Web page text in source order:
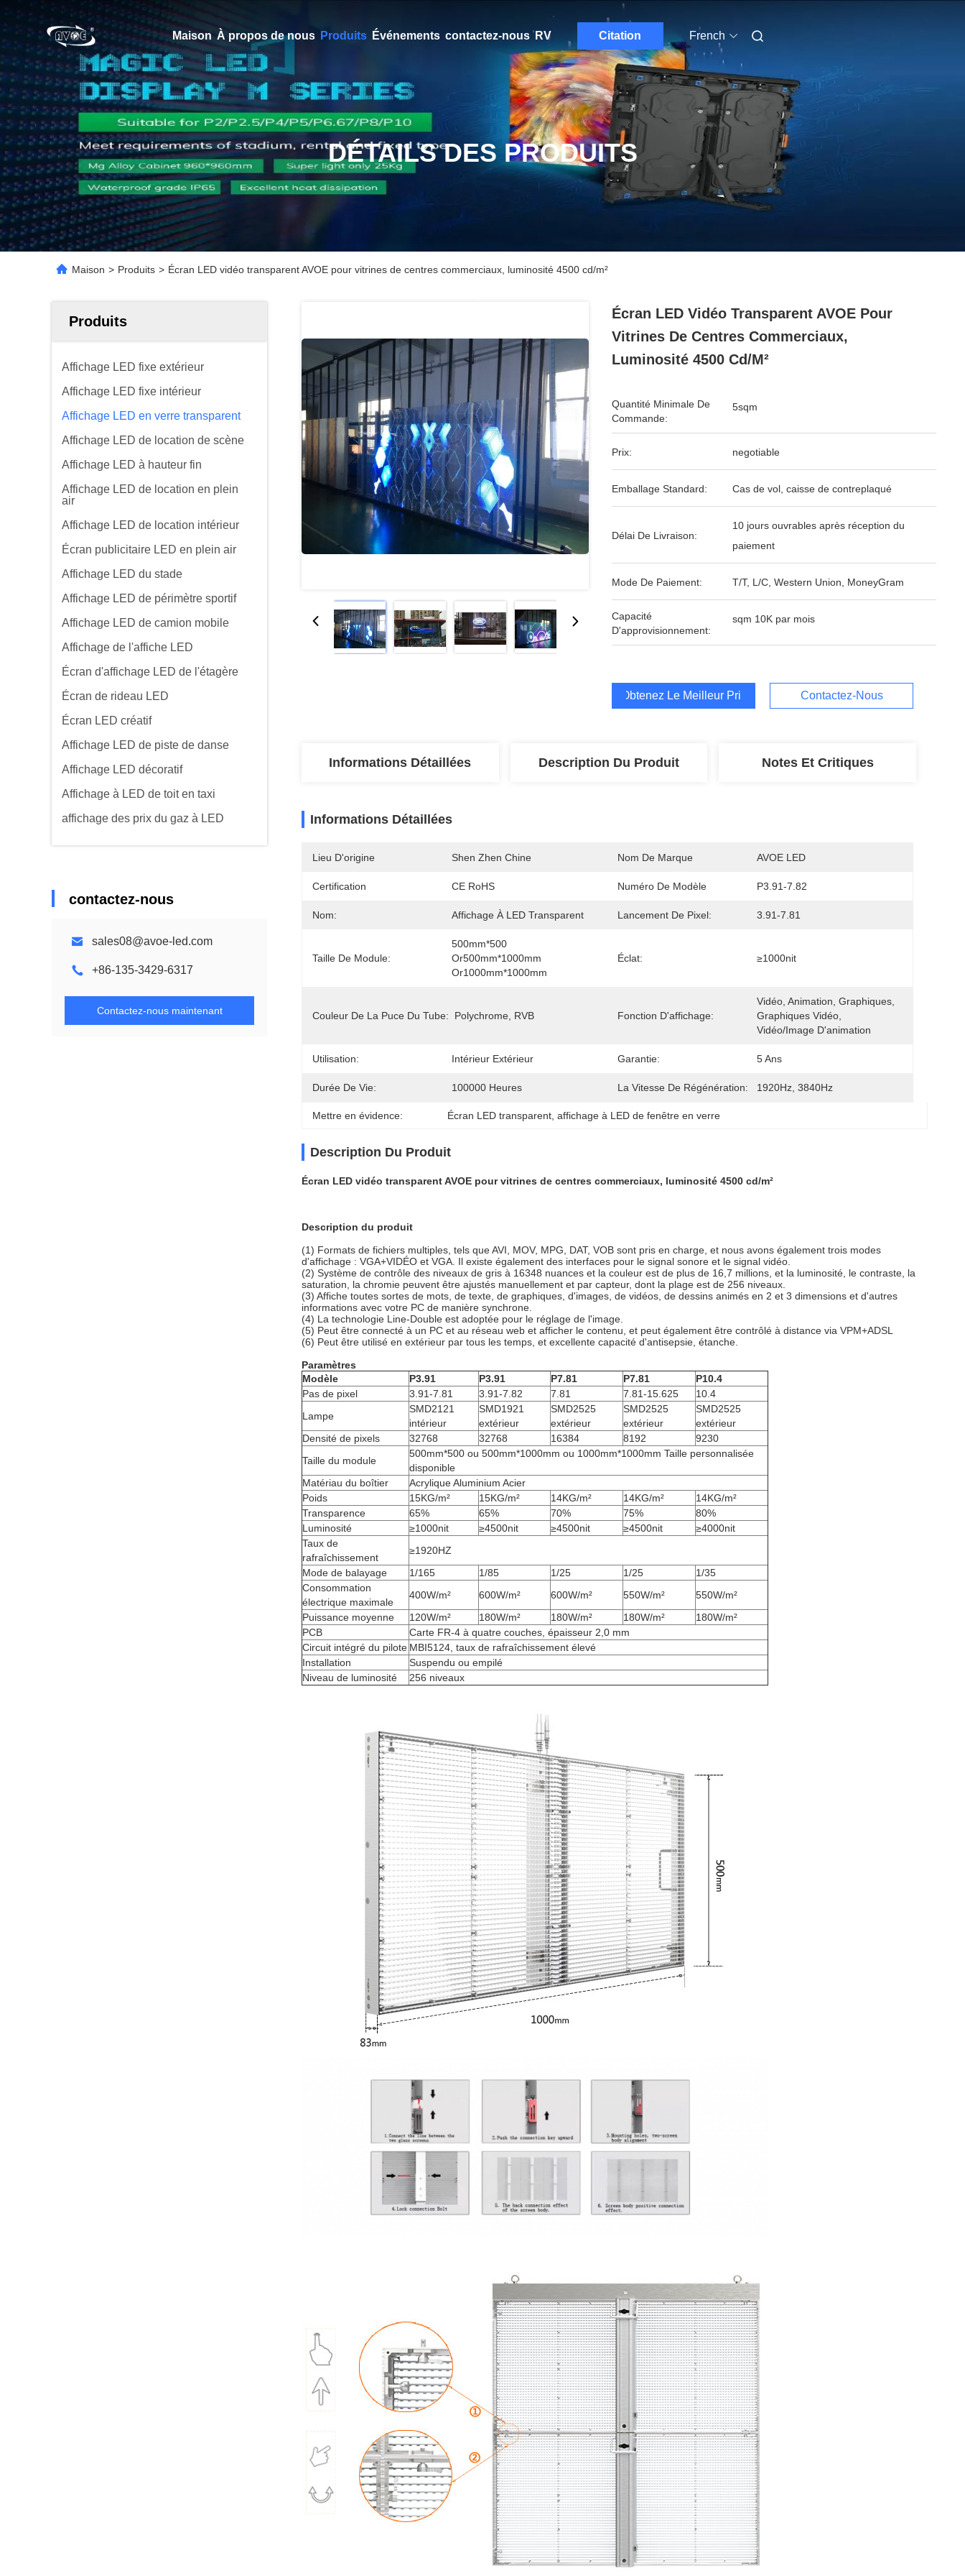
Maison À propos de nous Produits Événements contactez-nous RV Citation French
DÉTAILS DES PRODUITS
Maison > Produits > Écran LED vidéo transparent AVOE pour vitrines de centres commerciaux, luminosité 4500 cd/m²
Produits
Affichage LED fixe extérieur
Affichage LED fixe intérieur
Affichage LED en verre transparent
Affichage LED de location de scène
Affichage LED à hauteur fin
Affichage LED de location en plein
air
Affichage LED de location intérieur
Écran publicitaire LED en plein air
Affichage LED du stade
Affichage LED de périmètre sportif
Affichage LED de camion mobile
Affichage de l'affiche LED
Écran d'affichage LED de l'étagère
Écran de rideau LED
Écran LED créatif
Affichage LED de piste de danse
Affichage LED décoratif
Affichage à LED de toit en taxi
affichage des prix du gaz à LED
contactez-nous
sales08@avoe-led.com
+86-135-3429-6317
Contactez-nous maintenant
Écran LED Vidéo Transparent AVOE Pour
Vitrines De Centres Commerciaux,
Luminosité 4500 Cd/m²
Quantité Minimale De
Commande:
5sqm
Prix: negotiable
Emballage Standard: Cas de vol, caisse de contreplaqué
Délai De Livraison:
10 jours ouvrables après réception du
paiement
Mode De Paiement: T/T, L/C, Western Union, MoneyGram
Capacité
D'approvisionnement:
sqm 10K par mois
Obtenez Le Meilleur Prix Contactez-Nous
Informations Détaillées Description Du Produit Notes Et Critiques
Informations Détaillées
Lieu D'origine Shen Zhen Chine Nom De Marque AVOE LED
Certification CE RoHS Numéro De Modèle P3.91-7.82
Nom: Affichage À LED Transparent Lancement De Pixel: 3.91-7.81
Taille De Module:
500mm*500
Or500mm*1000mm
Or1000mm*1000mm
Éclat: ≥1000nit
Couleur De La Puce Du Tube: Polychrome, RVB Fonction D'affichage:
Vidéo, Animation, Graphiques,
Graphiques Vidéo,
Vidéo/image D'animation
Utilisation: Intérieur Extérieur Garantie: 5 Ans
Durée De Vie: 100000 Heures La Vitesse De Régénération: 1920Hz, 3840Hz
Mettre en évidence: Écran LED transparent , affichage à LED de fenêtre en verre
Description Du Produit
Écran LED vidéo transparent AVOE pour vitrines de centres commerciaux, luminosité 4500 cd/m²
Description du produit
(1) Formats de fichiers multiples, tels que AVI, MOV, MPG, DAT, VOB sont pris en charge, et nous avons également trois modes
d'affichage : VGA+VIDÉO et VGA. Il existe également des interfaces pour le signal sonore et le signal vidéo.
(2) Système de contrôle des niveaux de gris à 16348 nuances et la couleur est de plus de 16,7 millions, et la luminosité, le contraste, la
saturation, la chromie peuvent être ajustés manuellement et par capteur, dont la plage est de 256 niveaux.
(3) Affiche toutes sortes de mots, de texte, de graphiques, d'images, de vidéos, de dessins animés en 2 et 3 dimensions et d'autres
informations avec votre PC de manière synchrone.
(4) La technologie Line-Double est adoptée pour le réglage de l'image.
(5) Peut être connecté à un PC et au réseau web et afficher le contenu, et peut également être contrôlé à distance via VPM+ADSL
(6) Peut être utilisé en extérieur par tous les temps, et excellente capacité d'antisepsie, étanche.
Paramètres
Modèle
P3.91 P3.91 P7.81 P7.81
P10.4
Pas de pixel
3.91-7.81 3.91-7.82 7.81 7.81-15.625
10.4
Lampe
SMD2121
intérieur
SMD1921
extérieur
SMD2525
extérieur
SMD2525
extérieur
SMD2525
extérieur
Densité de pixels
32768 32768 16384 8192
9230
Taille du module
500mm*500 ou 500mm*1000mm ou 1000mm*1000mm Taille personnalisée
disponible
Matériau du boîtier
Acrylique Aluminium Acier
Poids
15KG/m² 15KG/m² 14KG/m² 14KG/m²
14KG/m²
Transparence
65% 65% 70% 75%
80%
Luminosité
≥1000nit ≥4500nit ≥4500nit ≥4500nit
≥4000nit
Taux de
rafraîchissement
≥1920HZ
Mode de balayage
1/165 1/85 1/25 1/25
1/35
Consommation
électrique maximale
400W/m² 600W/m² 600W/m² 550W/m²
550W/m²
Puissance moyenne
120W/m² 180W/m² 180W/m² 180W/m²
180W/m²
PCB
Carte FR-4 à quatre couches, épaisseur 2,0 mm
Circuit intégré du pilote MBI5124, taux de rafraîchissement élevé
Installation
Suspendu ou empilé
Niveau de luminosité
256 niveaux